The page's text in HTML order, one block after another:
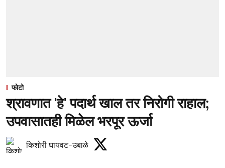
फोटो
श्रावणात 'हे' पदार्थ खाल तर निरोगी राहाल;
उपवासातही मिळेल भरपूर ऊर्जा
किशोरी घायवट-उबाळे